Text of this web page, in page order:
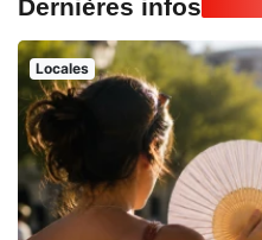
Dernières infos
Locales